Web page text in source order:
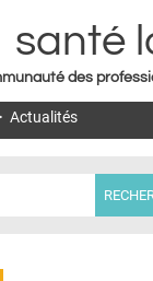
Jump to navigation
santé
des
Actualités